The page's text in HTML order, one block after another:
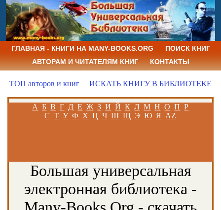
ГЛАВНАЯ - КНИГИ НА MANY-BOOKS.ORG
ПОИСК КНИГ
АВТОРАМ И ЧИТАТЕЛЯМ КНИГ
КОНТАКТЫ
ТОП авторов и книг ИСКАТЬ КНИГУ В БИБЛИОТЕКЕ
А Б В Г Д Е Ж З И Й К Л М Н О П Р
С Т У Ф Х Ц Ч Ш Щ Э Ю Я AZ
Большая универсальная
электронная библиотека -